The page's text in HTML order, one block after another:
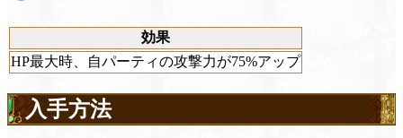
効果
HP最大時、自パーティの攻撃力が75%アップ
入手方法